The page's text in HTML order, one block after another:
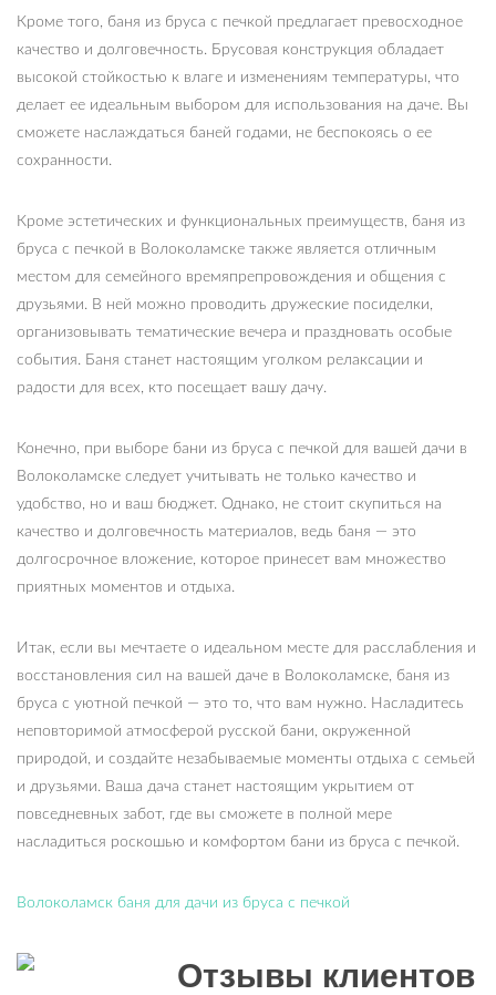
Кроме того, баня из бруса с печкой предлагает превосходное
качество и долговечность. Брусовая конструкция обладает
высокой стойкостью к влаге и изменениям температуры, что
делает ее идеальным выбором для использования на даче. Вы
сможете наслаждаться баней годами, не беспокоясь о ее
сохранности.
Кроме эстетических и функциональных преимуществ, баня из
бруса с печкой в Волоколамске также является отличным
местом для семейного времяпрепровождения и общения с
друзьями. В ней можно проводить дружеские посиделки,
организовывать тематические вечера и праздновать особые
события. Баня станет настоящим уголком релаксации и
радости для всех, кто посещает вашу дачу.
Конечно, при выборе бани из бруса с печкой для вашей дачи в
Волоколамске следует учитывать не только качество и
удобство, но и ваш бюджет. Однако, не стоит скупиться на
качество и долговечность материалов, ведь баня — это
долгосрочное вложение, которое принесет вам множество
приятных моментов и отдыха.
Итак, если вы мечтаете о идеальном месте для расслабления и
восстановления сил на вашей даче в Волоколамске, баня из
бруса с уютной печкой — это то, что вам нужно. Насладитесь
неповторимой атмосферой русской бани, окруженной
природой, и создайте незабываемые моменты отдыха с семьей
и друзьями. Ваша дача станет настоящим укрытием от
повседневных забот, где вы сможете в полной мере
насладиться роскошью и комфортом бани из бруса с печкой.
Волоколамск баня для дачи из бруса с печкой
Отзывы клиентов